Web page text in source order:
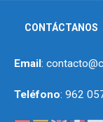
CONTÁCTANOS
Email:
Teléfono: 962